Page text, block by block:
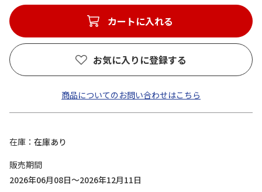
カートに入れる
お気に入りに登録する
商品についてのお問い合わせはこちら
在庫
在庫あり
販売期間
2026年06月08日～2026年12月11日